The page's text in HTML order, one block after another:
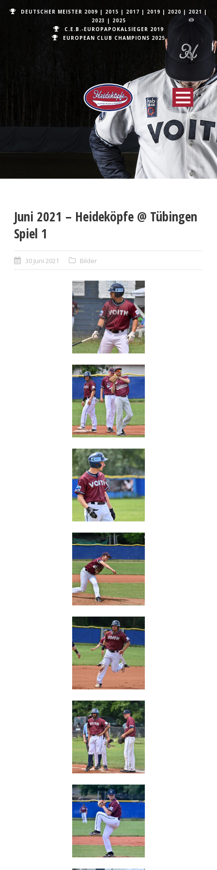
DEUTSCHER MEISTER 2009 | 2015 | 2017 | 2019 | 2020 | 2021 |
2023 | 2025
C.E.B.-EUROPAPOKALSIEGER 2019
EUROPEAN CLUB CHAMPIONS 2025
Juni 2021 – Heideköpfe @ Tübingen
Spiel 1
30 Juni 2021 Bilder